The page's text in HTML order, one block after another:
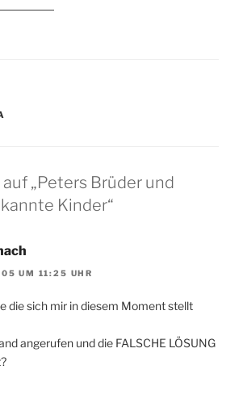
zu
„Peters Brüder und
Kinder“
UM 11:25 UHR
die sich mir in diesem Moment stellt
angerufen und die FALSCHE LÖSUNG